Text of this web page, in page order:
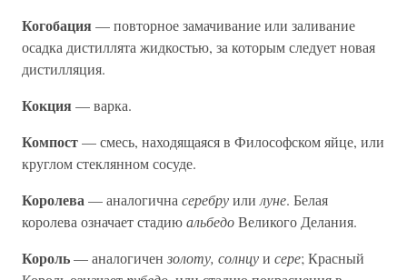
Когобация — повторное замачивание или заливание
осадка дистиллята жидкостью, за которым следует новая
дистилляция.
Кокция — варка.
Компост— смесь, находящаяся в Философском яйце, или
круглом стеклянном сосуде.
Королева— аналогична серебруили луне. Белая
королева означает стадиюальбедоВеликого Делания.
Король— аналогичен золоту, солнцуи сере; Красный